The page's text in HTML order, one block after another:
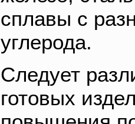
сплавы с
углерода.
Следует
готовых